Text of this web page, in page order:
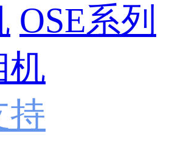
OSE系列
机
持